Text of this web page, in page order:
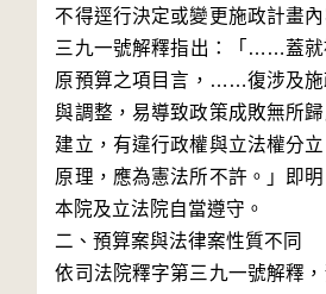
不得逕行決定或變更施政計畫
三九一號解釋指出：「……蓋就
原預算之項目言，……復涉及施
與調整，易導致政策成敗無所
建立，有違行政權與立法權分
原理，應為憲法所不許。」即
本院及立法院自當遵守。
二、預算案與法律案性質不同
依司法院釋字第三九一號解釋